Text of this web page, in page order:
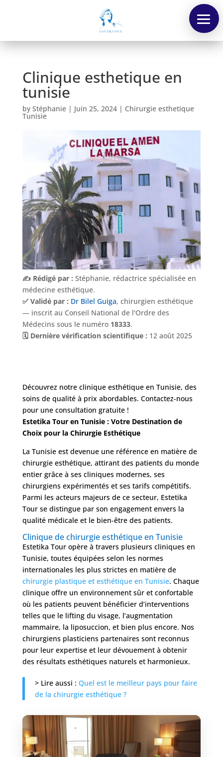
Nos
Tarifs
Nos
Obésité
Nos
chirurgiens
FAQ
Services
Nos
cliniques
Nos
articles
Clinique esthetique en
tunisie
by Stéphanie| Juin 25, 2024| Chirurgie esthetique
Tunisie
✍️ Rédigé par : Stéphanie, rédactrice spécialisée en
médecine esthétique.
✅ Validé par : Dr Bilel Guiga, chirurgien esthétique
— inscrit au Conseil National de l'Ordre des
Médecins sous le numéro 18333.
🗓️ Dernière vérification scientifique : 12 août 2025
Découvrez notre clinique esthétique en Tunisie, des
soins de qualité à prix abordables. Contactez-nous
pour une consultation gratuite !
Estetika Tour en Tunisie : Votre Destination de
Choix pour la Chirurgie Esthétique
La Tunisie est devenue une référence en matière de
chirurgie esthétique, attirant des patients du monde
entier grâce à ses cliniques modernes, ses
chirurgiens expérimentés et ses tarifs compétitifs.
Parmi les acteurs majeurs de ce secteur, Estetika
Tour se distingue par son engagement envers la
qualité médicale et le bien-être des patients.
Clinique de chirurgie esthétique en Tunisie
Estetika Tour opère à travers plusieurs cliniques en
Tunisie, toutes équipées selon les normes
internationales les plus strictes en matière de
chirurgie plastique et esthétique en Tunisie. Chaque
clinique offre un environnement sûr et confortable
où les patients peuvent bénéficier d’interventions
telles que le lifting du visage, l’augmentation
mammaire, la liposuccion, et bien plus encore. Nos
chirurgiens plasticiens partenaires sont reconnus
pour leur expertise et leur dévouement à obtenir
des résultats esthétiques naturels et harmonieux.
> Lire aussi : Quel est le meilleur pays pour faire
de la chirurgie esthétique ?